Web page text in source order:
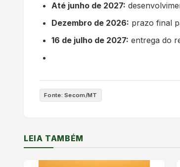
Até junho de 2027:
Dezembro de 2026: prazo final
16 de julho de 2027: entrega do
Fonte: Secom/MT
LEIA TAMBÉM